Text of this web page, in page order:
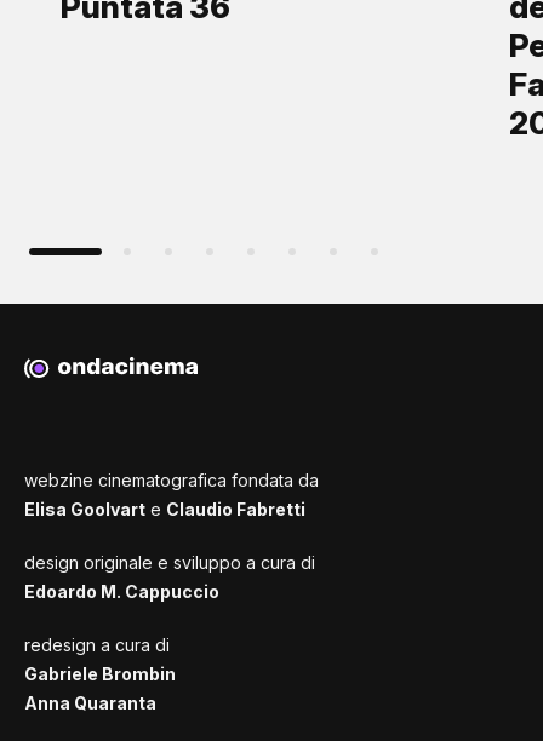
webzine cinematografica fondata da
Elisa Goolvart e Claudio Fabretti
design originale e sviluppo a cura di
Edoardo M. Cappuccio
redesign a cura di
Gabriele Brombin
Anna Quaranta